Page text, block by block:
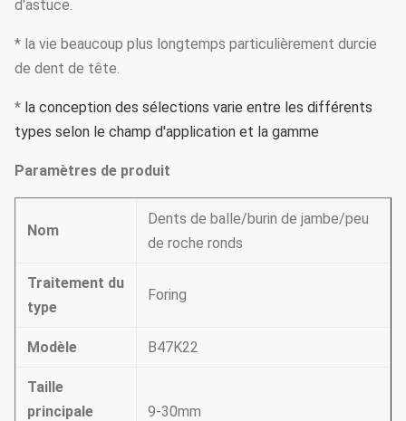
d'astuce.
* la vie beaucoup plus longtemps particulièrement durcie
de dent de tête.
* la conception des sélections varie entre les différents
types selon le champ d'application et la gamme
Paramètres de produit
Nom
Dents de balle/burin de jambe/peu
de roche ronds
Traitement du
type
Foring
Modèle B47K22
Taille
principale
9-30mm